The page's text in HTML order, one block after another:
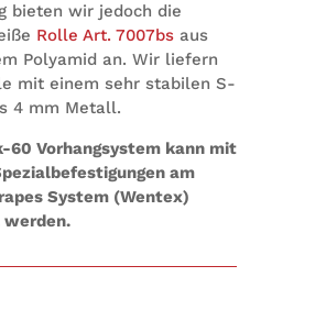
bie­ten wir jedoch die
Rolle Art. 7007bsaus
Poly­amid an. Wir lie­fern
mit einem sehr sta­bi­len S-
4 mm Metall.
60 Vor­hang­sys­tem kann mit
am
Sys­tem (Wen­tex)